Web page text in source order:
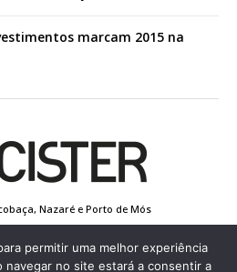
marcam 2015 na
Nazaré e Porto de Mós
Edição Impressa
permitir uma melhor experiência
navegar no site estará a consentir a